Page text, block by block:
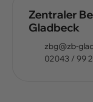
Zentraler
Gladbeck
02043 / 99